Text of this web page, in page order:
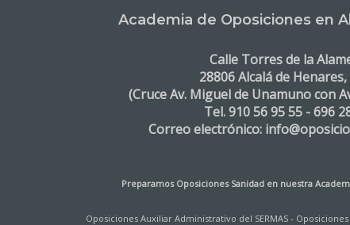
Academia de Oposiciones en
Calle Torres de la
28806 Alcalá de
(Cruce Av. Miguel de Unamuno con
Tel. 910 56 95 55 - 696
Correo electrónico:
Preparamos Oposiciones Sanidad en nuestra
Oposiciones Auxiliar Administrativo del SERMAS- Oposiciones